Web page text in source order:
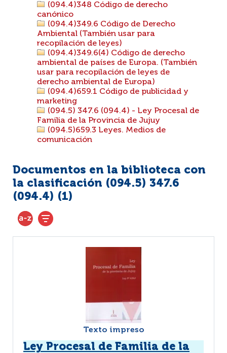
(094.4)348 Código de derecho
canónico
(094.4)349.6 Código de Derecho
Ambiental (También usar para
recopilación de leyes)
(094.4)349.6(4) Código de derecho
ambiental de países de Europa. (También
usar para recopilación de leyes de
derecho ambiental de Europa)
(094.4)659.1 Código de publicidad y
marketing
(094.5) 347.6 (094.4) - Ley Procesal de
Familia de la Provincia de Jujuy
(094.5)659.3 Leyes. Medios de
comunicación
Documentos en la biblioteca con
la clasificación (094.5) 347.6
(094.4) (1)
Texto impreso
Ley Procesal de Familia de la